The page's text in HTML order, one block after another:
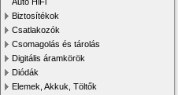
Biztosítékok
Csatlakozók
Csomagolás és tárolás
Digitális áramkörök
Diódák
Elemek, Akkuk, Töltők